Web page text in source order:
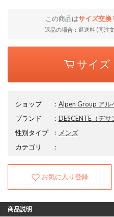
この商品はサイズ交換
返品の場合：返送料 (同注
サイズ
ショップ ： Alpen Group アル
ブランド
： DESCENTE（デサ
性別タイプ
： メンズ
カテゴリ
：
お気に入り登録
商品説明